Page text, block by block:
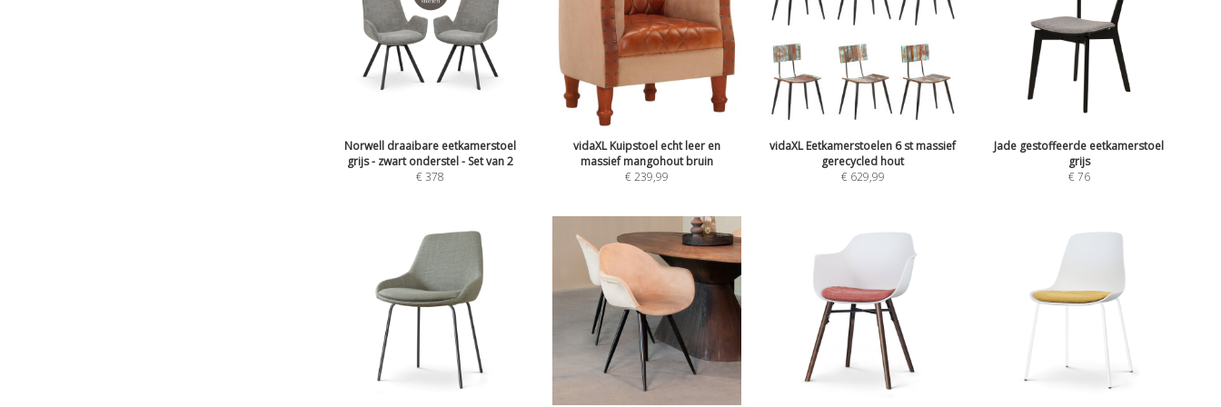
Norwell draaibare eetkamerstoel
grijs - zwart onderstel - Set van 2
€378
vidaXL Kuipstoel echt leer en
massief mangohout bruin
€239,99
vidaXL Eetkamerstoelen 6 st massief
gerecycled hout
€ 629,99
Jade gestoffeerde eetkamerstoel
grijs
€76